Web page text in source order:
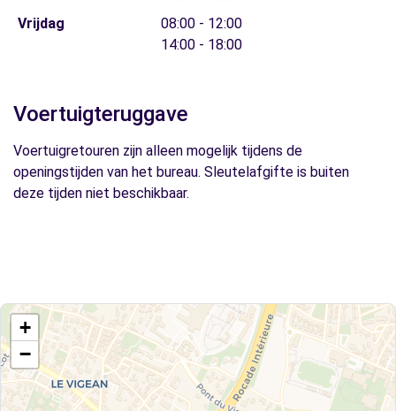
Vrijdag
08:00 - 12:00
14:00 - 18:00
Voertuigteruggave
Voertuigretouren zijn alleen mogelijk tijdens de
openingstijden van het bureau. Sleutelafgifte is buiten
deze tijden niet beschikbaar.
+
−